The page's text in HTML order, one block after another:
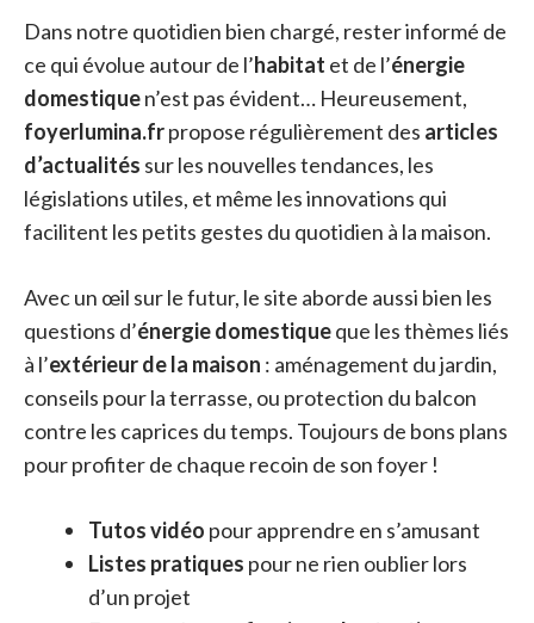
Dans notre quotidien bien chargé, rester informé de
ce qui évolue autour de l’habitat et de l’énergie
domestiquen’est pas évident… Heureusement,
foyerlumina.frpropose régulièrement des articles
d’actualités sur les nouvelles tendances, les
législations utiles, et même les innovations qui
facilitent les petits gestes du quotidien à la maison.
Avec un œil sur le futur, le site aborde aussi bien les
questions d’énergie domestiqueque les thèmes liés
à l’extérieur de la maison : aménagement du jardin,
conseils pour la terrasse, ou protection du balcon
contre les caprices du temps. Toujours de bons plans
pour profiter de chaque recoin de son foyer !
Tutos vidéo pour apprendre en s’amusant
Listes pratiques pour ne rien oublier lors
d’un projet